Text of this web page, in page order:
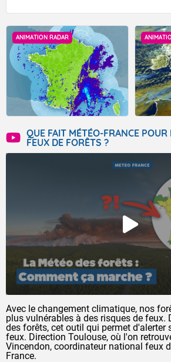
ANIMATION RADAR
QUE FAIT MÉTÉO-FRANCE POUR
FEUX DE FORÊTS ?
Avec le changement climatique, nos
plus vulnérables à des risques de feux.
des forêts, cet outil qui permet d'alerter
feux. Direction Toulouse, où l'on
Vincendon, coordinateur national feux
France.